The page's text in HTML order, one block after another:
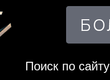
Поиск по сайту